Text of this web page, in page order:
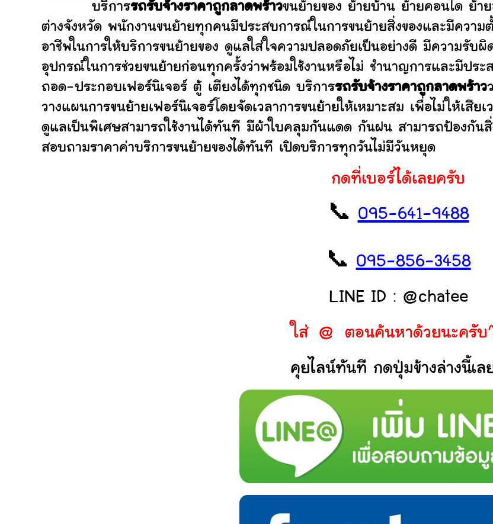
บริการรถรับจ้างราคาถูกลาดพร้าวขนย้ายของ ย้ายบ้าน ย้ายคอนโด ย้
ต่างจังหวัด พนักงานขนย้ายทุกคนมีประสบการณ์ในการขนย้ายสิ่งของและมีความ
อาชีพในการให้บริการขนย้ายของ ดูแลใส่ใจความปลอดภัยเป็นอย่างดี มีความรั
อุปกรณ์ในการช่วยขนย้ายก่อนทุกครั้งว่าพร้อมใช้งานหรือไม่ ชำนาญการและมีปร
ถอด-ประกอบเฟอร์นิเจอร์ ตู้ เตียงได้ทุกชนิด บริการรถรับจ้างราคาถูกลาดพร้าว
วางแผนการขนย้ายเฟอร์นิเจอร์โดยจัดเวลาการขนย้ายให้เหมาะสม เพื่อไม่ให้เสี
ดูแลเป็นพิเศษสามารถใช้งานได้ทันที มีผ้าใบคลุมกันแดด กันฝน สามารถป้องกัน
สอบถามราคาค่าบริการขนย้ายของได้ทันที เปิดบริการทุกวันไม่มีวันหยุด
กดที่เบอร์ได้เลยครับ
📞 095-641-9488
📞 095-856-3458
LINE ID : @chatee
ใส่ @ ตอนค้นหาด้วยนะครับ
คุยไลน์ทันที กดปุ่มข้างล่างนี้เล